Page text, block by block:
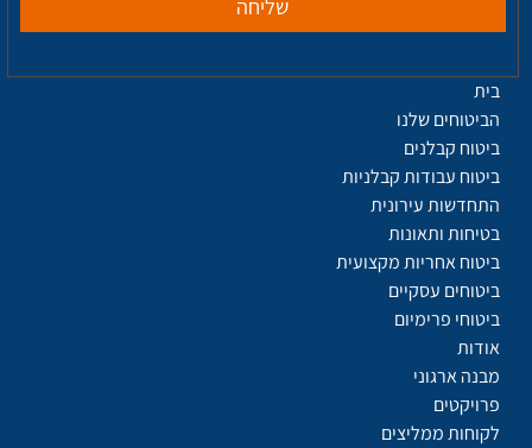
שליחה
אודות
מבנה ארגוני
פרויקטים
לקוחות ממליצים
בית
הביטוחים שלנו
ביטוח קבלנים
ביטוח עבודות קבלניות
התחדשות עירונית
בטיחות ותאונות
ביטוח אחריות מקצועית
ביטוחים עסקיים
ביטוחי פרימיום